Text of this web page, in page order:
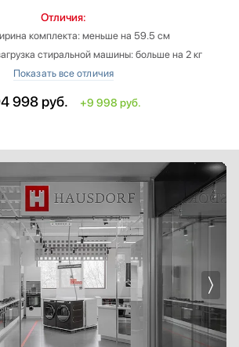
Отличия:
комплекта: меньше на 59.5 см
стиральной машины: больше на 2 кг
машины: меньше на 0.5 см
машины: меньше на 4.4 см
998 руб. +9 998 руб.